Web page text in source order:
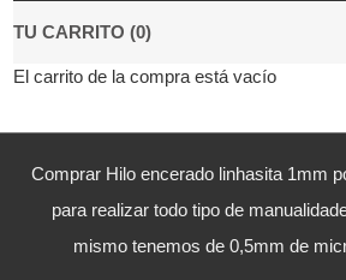
TU CARRITO (0)
El carrito de la compra está vacío
Comprar Hilo encerado linhasita 1mm
para realizar todo tipo de
mismo tenemos de 0,5mm de